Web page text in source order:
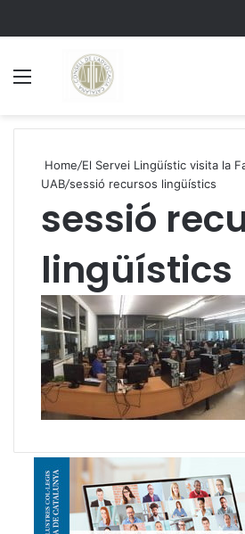
Home/El Servei Lingüístic visita la
UAB/sessió recursos lingüístics
sessió
lingüístics